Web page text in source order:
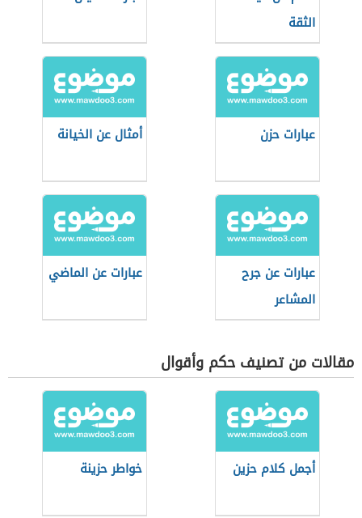
الثقة
عبارات حزن أمثال عن الخيانة
عبارات عن جرح
المشاعر
عبارات عن الماضي
مقالات من تصنيف حكم وأقوال
أجمل كلام حزين خواطر حزينة